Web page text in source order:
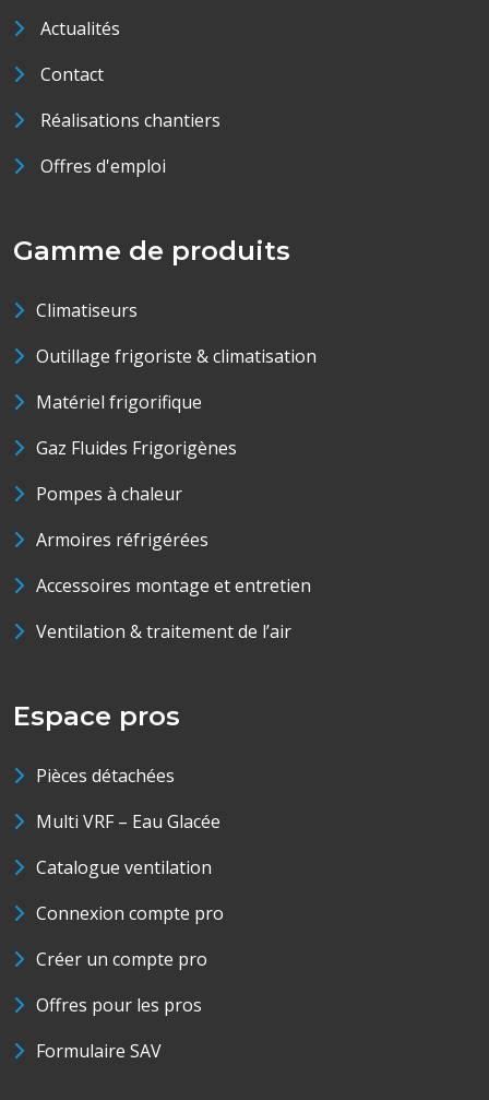
Actualités
Contact
Réalisations chantiers
Offres d'emploi
Gamme de produits
Climatiseurs
Outillage frigoriste & climatisation
Matériel frigorifique
Gaz Fluides Frigorigènes
Pompes à chaleur
Armoires réfrigérées
Accessoires montage et entretien
Ventilation & traitement de l’air
Espace pros
Pièces détachées
Multi VRF – Eau Glacée
Catalogue ventilation
Connexion compte pro
Créer un compte pro
Offres pour les pros
Formulaire SAV